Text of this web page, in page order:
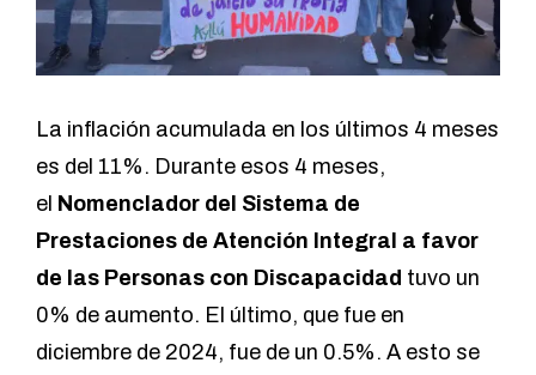
La inflación acumulada en los últimos 4 meses
es del 11%. Durante esos 4 meses,
el Nomenclador del Sistema de
Prestaciones de Atención Integral a favor
de las Personas con Discapacidad tuvo un
0% de aumento. El último, que fue en
diciembre de 2024, fue de un 0.5%. A esto se